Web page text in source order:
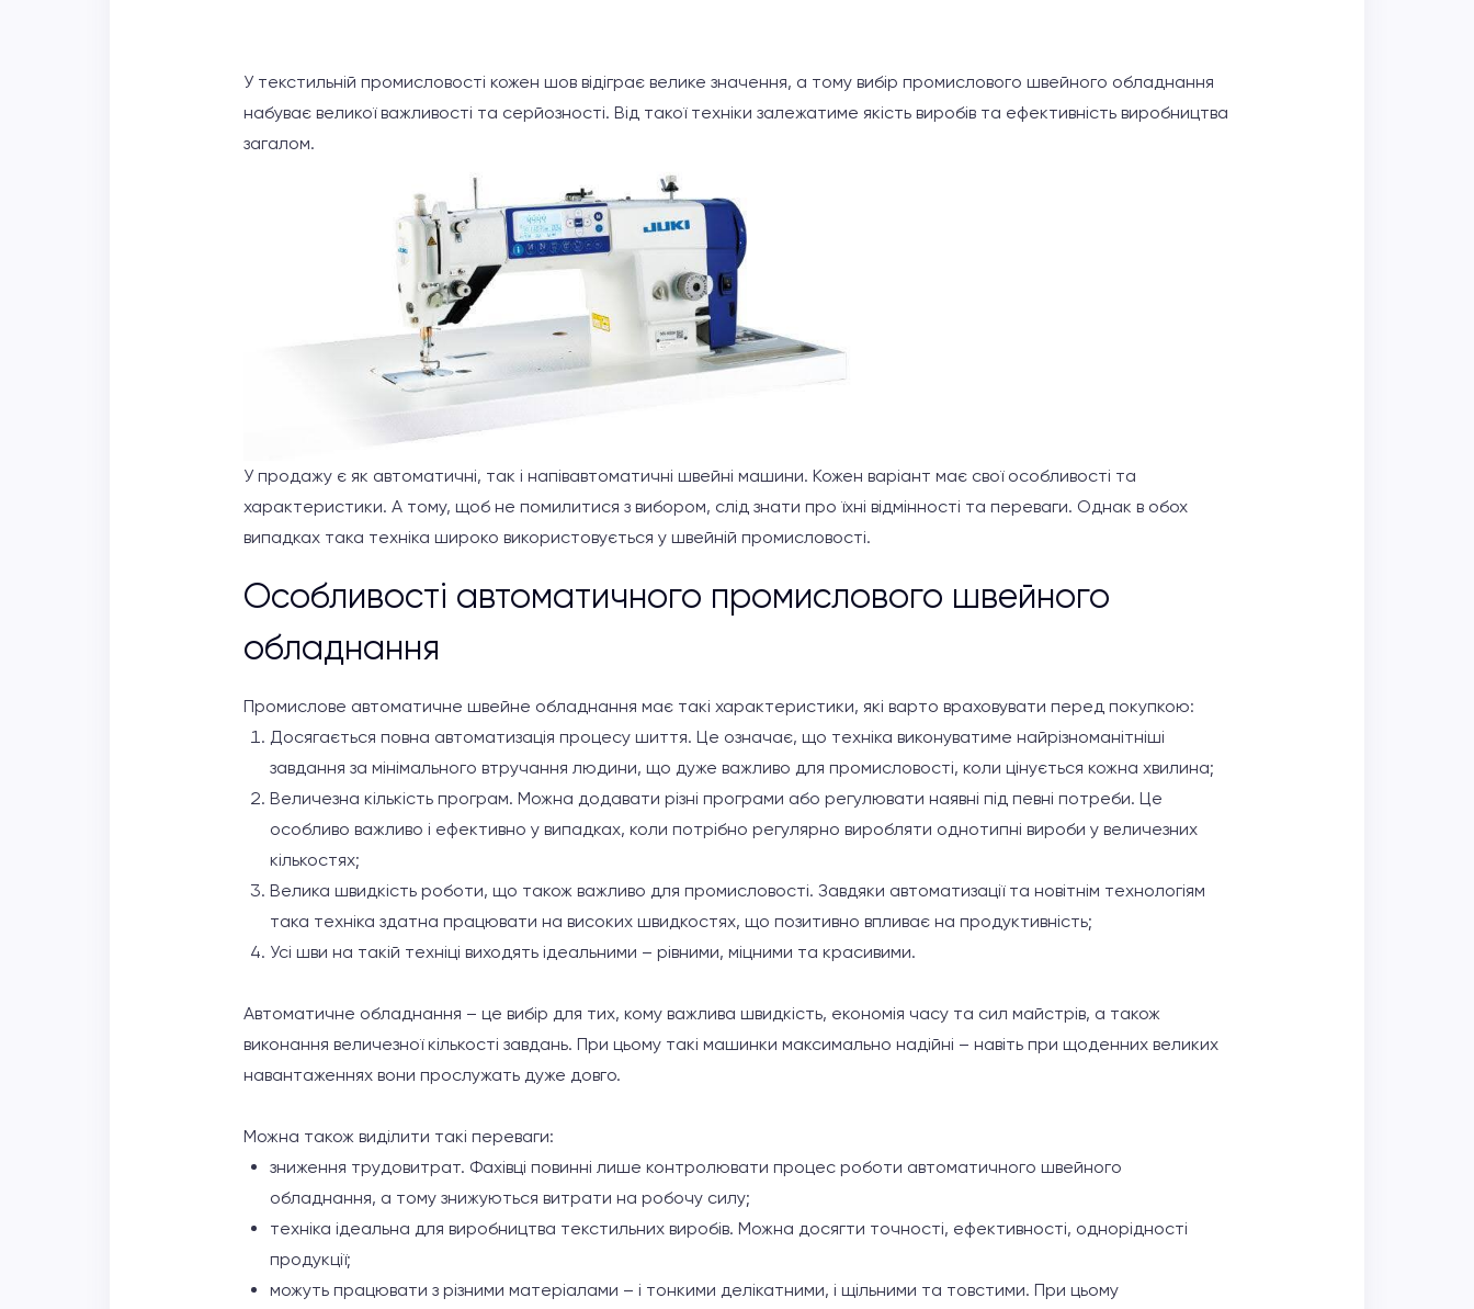
У текстильній промисловості кожен шов відіграє велике значення, а тому вибір промислового швейного обладнання
набуває великої важливості та серйозності. Від такої техніки залежатиме якість виробів та ефективність виробництва
загалом.
У продажу є як автоматичні, так і напівавтоматичні швейні машини. Кожен варіант має свої особливості та
характеристики. А тому, щоб не помилитися з вибором, слід знати про їхні відмінності та переваги. Однак в обох
випадках така техніка широко використовується у швейній промисловості.
Особливості автоматичного промислового швейного
обладнання
Промислове автоматичне швейне обладнання має такі характеристики, які варто враховувати перед покупкою:
Досягається повна автоматизація процесу шиття. Це означає, що техніка виконуватиме найрізноманітніші
завдання за мінімального втручання людини, що дуже важливо для промисловості, коли цінується кожна хвилина;
Величезна кількість програм. Можна додавати різні програми або регулювати наявні під певні потреби. Це
особливо важливо і ефективно у випадках, коли потрібно регулярно виробляти однотипні вироби у величезних
кількостях;
Велика швидкість роботи, що також важливо для промисловості. Завдяки автоматизації та новітнім технологіям
така техніка здатна працювати на високих швидкостях, що позитивно впливає на продуктивність;
Усі шви на такій техніці виходять ідеальними – рівними, міцними та красивими.
Автоматичне обладнання – це вибір для тих, кому важлива швидкість, економія часу та сил майстрів, а також
виконання величезної кількості завдань. При цьому такі машинки максимально надійні – навіть при щоденних великих
навантаженнях вони прослужать дуже довго.
Можна також виділити такі переваги:
зниження трудовитрат. Фахівці повинні лише контролювати процес роботи автоматичного швейного
обладнання, а тому знижуються витрати на робочу силу;
техніка ідеальна для виробництва текстильних виробів. Можна досягти точності, ефективності, однорідності
продукції;
можуть працювати з різними матеріалами – і тонкими делікатними, і щільними та товстими. При цьому